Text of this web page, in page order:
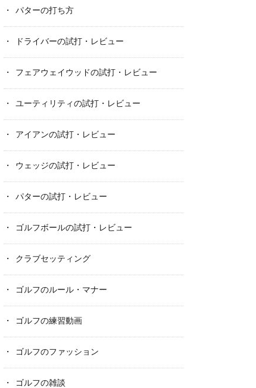
パターの打ち方
ドライバーの試打・レビュー
フェアウェイウッドの試打・レビュー
ユーティリティの試打・レビュー
アイアンの試打・レビュー
ウェッジの試打・レビュー
パターの試打・レビュー
ゴルフボールの試打・レビュー
クラブセッティング
ゴルフのルール・マナー
ゴルフの練習動画
ゴルフのファッション
ゴルフの雑談